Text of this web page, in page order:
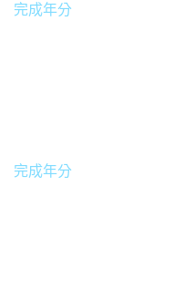
完成年分
完成年分